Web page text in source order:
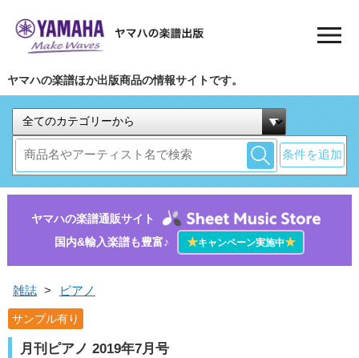
ヤマハの楽譜ほか出版商品の情報サイトです。
条件を追加
ヤマハの楽譜通販サイト
国内&輸入楽譜も豊富♪
★キャンペーン実施中★
雑誌 > ピアノ
サンプル有り
月刊ピアノ 2019年7月号